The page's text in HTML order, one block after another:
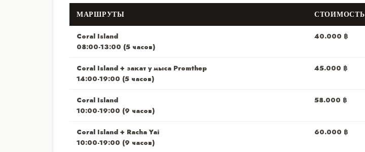
МАРШРУТЫ СТОИМОСТЬ
Coral Island
08:00-13:00 (5 часов)
40.000 ฿
Coral Island + закат у мыса Promthep
14:00-19:00 (5 часов)
45.000 ฿
Coral Island
10:00-19:00 (9 часов)
58.000 ฿
Coral Island + Racha Yai
10:00-19:00 (9 часов)
60.000 ฿